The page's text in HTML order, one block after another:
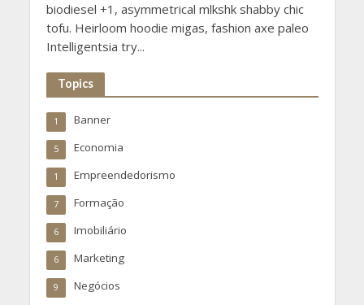
biodiesel +1, asymmetrical mlkshk shabby chic
tofu. Heirloom hoodie migas, fashion axe paleo
Intelligentsia try...
Topics
Banner
1
Economia
5
Empreendedorismo
1
Formação
7
Imobiliário
6
Marketing
6
Negócios
9